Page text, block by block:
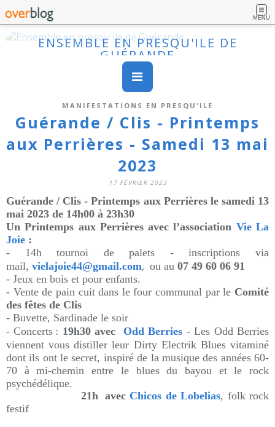
MENU
ENSEMBLE EN PRESQU'ILE DE
GUÉRANDE
MANIFESTATIONS EN PRESQU'ILE
Guérande / Clis - Printemps
aux Perrières - Samedi 13 mai
2023
17 FÉVRIER 2023
Guérande / Clis - Printemps aux Perrières le samedi 13
mai 2023 de 14h00 à 23h30
Un Printemps aux Perrières avec l’association Vie La
Joie :
- 14h tournoi de palets - inscriptions via
mail, vielajoie44@gmail.com, ou au 07 49 60 06 91
- Jeux en bois et pour enfants.
- Vente de pain cuit dans le four communal par le Comité
des fêtes de Clis
- Buvette, Sardinade le soir
- Concerts : 19h30 avec Odd Berries -Les Odd Berries
viennent vous distiller leur Dirty Electrik Blues vitaminé
dont ils ont le secret, inspiré de la musique des années 60-
70 à mi-chemin entre le blues du bayou et le rock
psychédélique.
21h avec Chicos de Lobelias, folk rock
festif